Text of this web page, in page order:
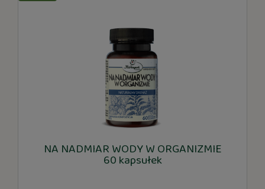
NA NADMIAR WODY W ORGANIZMIE
60 kapsułek